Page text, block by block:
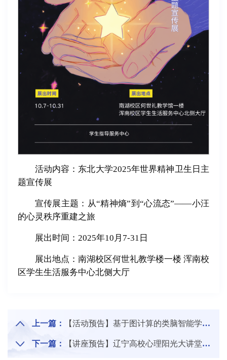
活动内容：东北大学2025年世界精神卫生日主
题宣传展
宣传展主题：从“精神熵”到“心流态”——小汪
的心灵秩序重建之旅
展出时间：2025年10月7-31日
展出地点：南湖校区何世礼教学楼一楼 浑南校
区学生生活服务中心北侧大厅
上一篇： 【活动预告】基于图计算的类脑智能学科交叉研讨会
下一篇： 【讲座预告】辽宁高校心理阳光大讲堂（第二十二期）——“治未病”视角下促进心理健康的十个方法